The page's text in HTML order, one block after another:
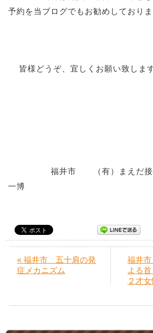
予約を当ブログでもお勧めしておりま
皆様どうぞ、宜しくお願い致します
福井市 （有）まえ
一博
« 福井市 五十肩の発
症メカニズム
福井
よる
２才